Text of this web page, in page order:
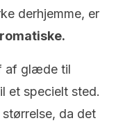
derhjemme, er
af glæde til
et specielt sted.
da det